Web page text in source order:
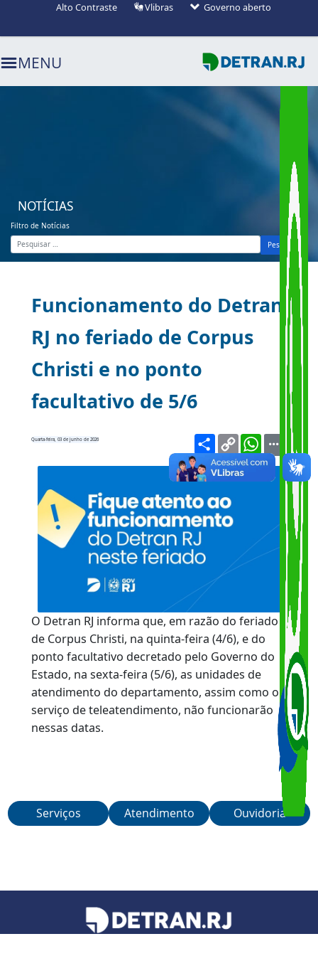
Ir para o menu (alt+1)
Ir para o busca (alt+2)
Ir para o conteúdo (alt+3)
Alto Contraste Vlibras Governo aberto
MENU
NOTÍCIAS
Filtro de Notícias
Pesquisar
Funcionamento do Detran
RJ no feriado de Corpus
Christi e no ponto
facultativo de 5/6
Quarta-feira, 03 de junho de 2026
O Detran RJ informa que, em razão do feriado
de Corpus Christi, na quinta-feira (4/6), e do
ponto facultativo decretado pelo Governo do
Estado, na sexta-feira (5/6), as unidades de
atendimento do departamento, assim como o
nessas datas.
Serviços Atendimento Ouvidoria